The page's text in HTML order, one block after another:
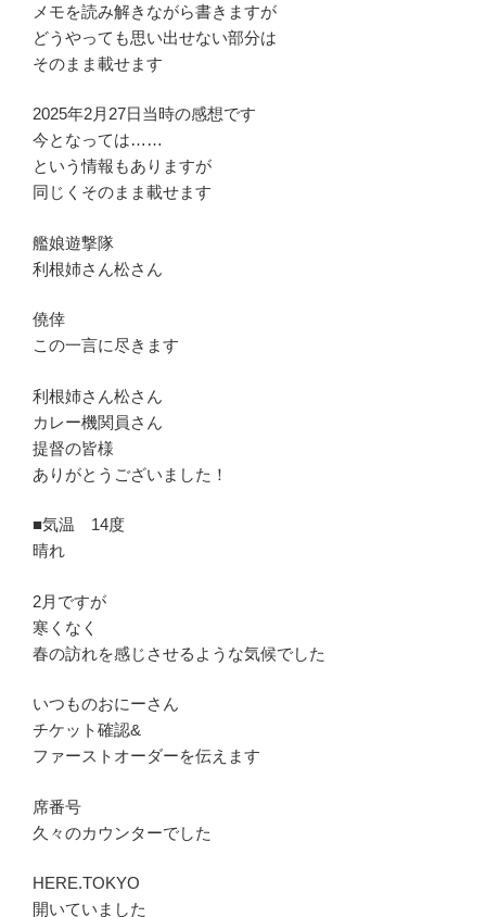
メモを読み解きながら書きますが
どうやっても思い出せない部分は
そのまま載せます
2025年2月27日当時の感想です
今となっては……
という情報もありますが
同じくそのまま載せます
艦娘遊撃隊
利根姉さん松さん
僥倖
この一言に尽きます
利根姉さん松さん
カレー機関員さん
提督の皆様
ありがとうございました！
■気温 14度
晴れ
2月ですが
寒くなく
春の訪れを感じさせるような気候でした
いつものおにーさん
チケット確認&
ファーストオーダーを伝えます
席番号
久々のカウンターでした
HERE.TOKYO
開いていました